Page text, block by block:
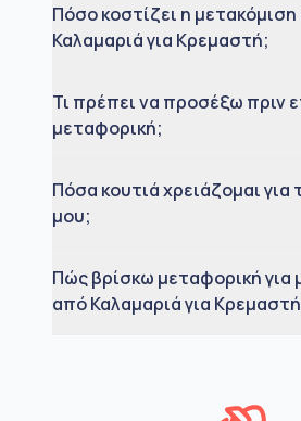
Πόσο κοστίζει η
Καλαμαριά για Κρεμαστή;
Τι πρέπει να προσέξω πριν
μεταφορική;
Πόσα κουτιά χρειάζομαι για
μου;
Πώς βρίσκω μεταφορική για
από Καλαμαριά για